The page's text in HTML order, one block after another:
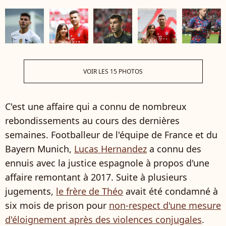
VOIR LES 15 PHOTOS
C'est une affaire qui a connu de nombreux
rebondissements au cours des dernières
semaines. Footballeur de l'équipe de France et du
Bayern Munich, Lucas Hernandez a connu des
ennuis avec la justice espagnole à propos d'une
affaire remontant à 2017. Suite à plusieurs
jugements, le frère de Théo avait été condamné à
six mois de prison pour non-respect d'une mesure
d'éloignement après des violences conjugales.